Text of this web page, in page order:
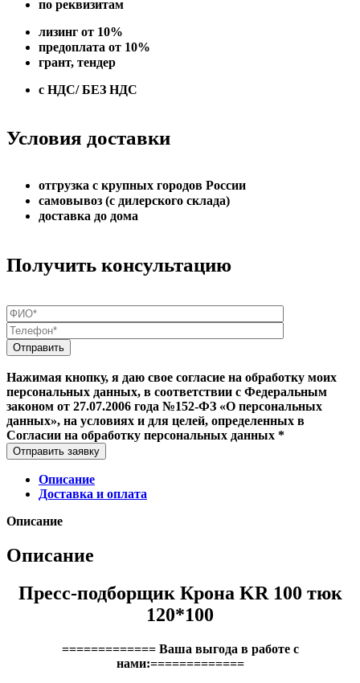
по реквизитам
лизинг от 10%
предоплата от 10%
грант, тендер
с НДС/ БЕЗ НДС
Условия доставки
отгрузка с крупных городов России
самовывоз (с дилерского склада)
доставка до дома
Получить консультацию
Нажимая кнопку, я даю свое согласие на обработку моих
персональных данных, в соответствии с Федеральным
законом от 27.07.2006 года №152-ФЗ «О персональных
данных», на условиях и для целей, определенных в
Согласии на обработку персональных данных *
Отправить заявку
Описание
Доставка и оплата
Описание
Описание
Пресс-подборщик Крона KR 100 тюк
120*100
============= Ваша выгода в работе с
нами:=============